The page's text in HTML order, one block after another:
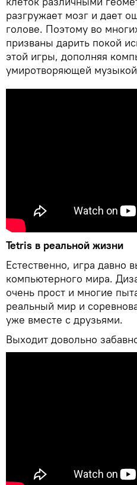
разгружает мозг и дает
голове. Поэтому во
призваны дарить покой
этой игры, дополняя
умиротворяющей
Tetris в реальной жизни
Естественно, игра давно
компьютерного мира.
очень прост и многие
реальный мир и
уже вместе с друзьями.
Выходит довольно